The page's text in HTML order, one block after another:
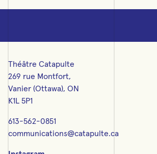
Théâtre Catapulte
269 rue Montfort,
Vanier (Ottawa), ON
K1L 5P1
613-562-0851
communications@catapulte.ca